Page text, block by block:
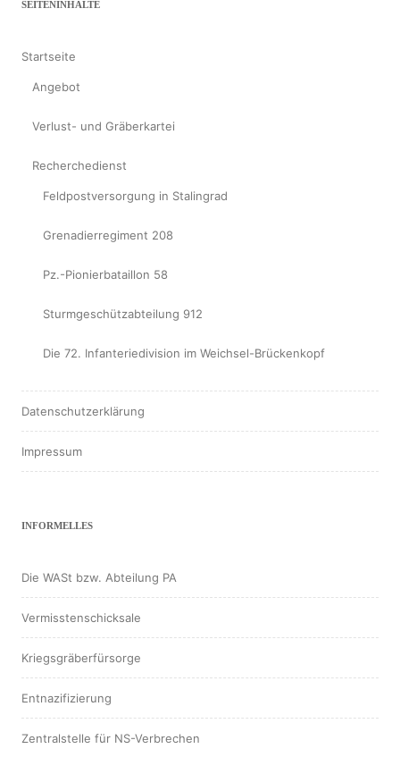
SEITENINHALTE
Startseite
Angebot
Verlust- und Gräberkartei
Recherchedienst
Feldpostversorgung in Stalingrad
Grenadierregiment 208
Pz.-Pionierbataillon 58
Sturmgeschützabteilung 912
Die 72. Infanteriedivision im Weichsel-Brückenkopf
Datenschutzerklärung
Impressum
INFORMELLES
Die WASt bzw. Abteilung PA
Vermisstenschicksale
Kriegsgräberfürsorge
Entnazifizierung
Zentralstelle für NS-Verbrechen